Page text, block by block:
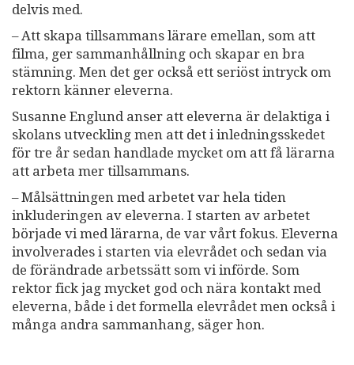
delvis med.
– Att skapa tillsammans lärare emellan, som att
filma, ger sammanhållning och skapar en bra
stämning. Men det ger också ett seriöst intryck om
rektorn känner eleverna.
Susanne Englund anser att eleverna är delaktiga i
skolans utveckling men att det i inledningsskedet
för tre år sedan handlade mycket om att få lärarna
att arbeta mer tillsammans.
– Målsättningen med arbetet var hela tiden
inkluderingen av eleverna. I starten av arbetet
började vi med lärarna, de var vårt fokus. Eleverna
involverades i starten via elevrådet och sedan via
de förändrade arbetssätt som vi införde. Som
rektor fick jag mycket god och nära kontakt med
eleverna, både i det formella elevrådet men också i
många andra sammanhang, säger hon.